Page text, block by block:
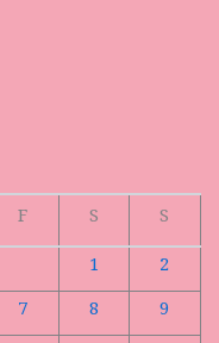
F S
S
1
2
7 8
9